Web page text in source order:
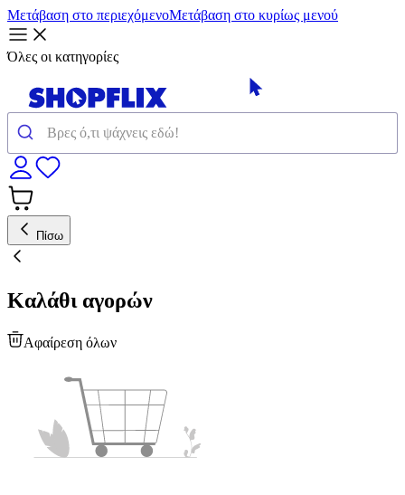
Μετάβαση στο περιεχόμενοΜετάβαση στο κυρίως μενού
Όλες οι κατηγορίες
Πίσω
Καλάθι αγορών
Αφαίρεση όλων